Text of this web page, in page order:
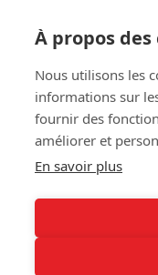
À propos
Nous utilisons les
informations sur
fournir des
améliorer et
En savoir plus